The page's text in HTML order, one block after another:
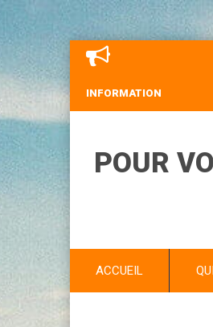
INFORMATION
POUR
ACCUEIL